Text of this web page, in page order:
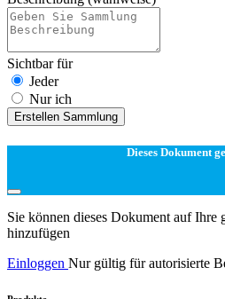
Sichtbar für
Jeder
Nur ich
Erstellen Sammlung
Dieses Dokument
Sie können dieses Dokument auf Ihre
hinzufügen
Einloggen Nur gültig für autorisierte